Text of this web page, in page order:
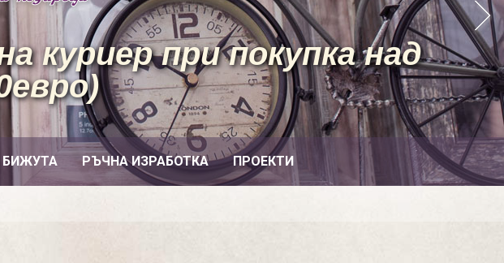
БИЖУТА РЪЧНА ИЗРАБОТКА ПРОЕКТИ
куриер при покупка над